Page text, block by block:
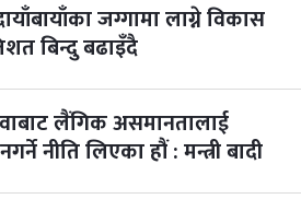
जग्गामा लाग्ने विकास
बिन्दु बढाइँदै
लैंगिक असमानतालाई
नीति लिएका हौं : मन्त्री बादी